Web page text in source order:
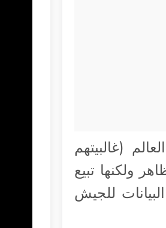
(غالبيتهم
ولكنها تبيع
للجيش